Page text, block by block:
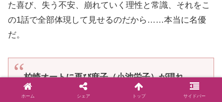
た喜び、失う不安、崩れていく理性と常識、それをこ
の1話で全部体現して見せるのだから……本当に名優
だ。
柏崎オートに再び麻子（小池栄子）が現れ、
ここで働くことになったと言い出す。
ホーム シェア トップ サイドバー